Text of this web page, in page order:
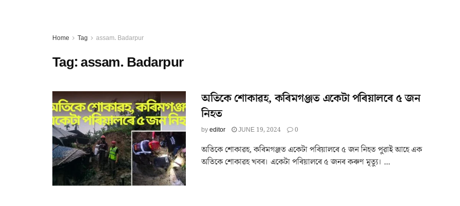
Home Tag assam. Badarpur
Tag:assam. Badarpur
অতিকে শোকাৱহ, কৰিমগঞ্জত একেটা পৰিয়ালৰে ৫ জন
নিহত
byeditor JUNE 19, 2024 0
অতিকে শোকাৱহ, কৰিমগঞ্জত একেটা পৰিয়ালৰে ৫ জন নিহত পুৱাই আহে এক
অতিকে শোকাৱহ খবৰ। একেটা পৰিয়ালৰে ৫ জনৰ কৰুণ মৃত্যু। ...